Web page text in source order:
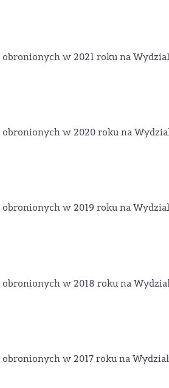
w 2021 roku na
w 2020 roku na
w 2019 roku na
w 2018 roku na
w 2017 roku na